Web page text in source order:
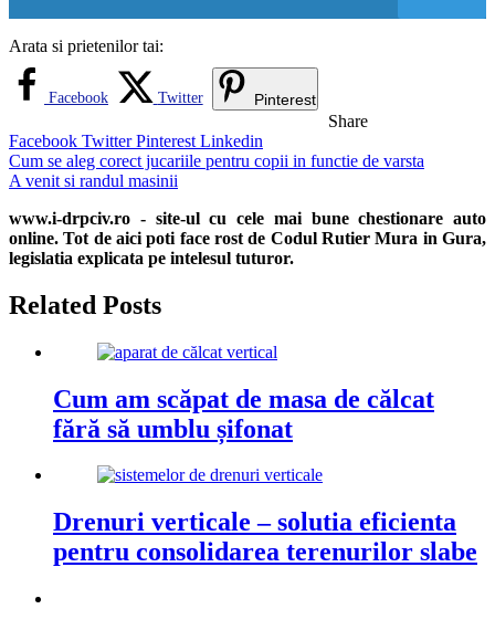
Arata si prietenilor tai:
Facebook Twitter Pinterest
Share
Facebook TwitterPinterest Linkedin
Navigare
în
articole
Cum se aleg corect jucariile pentru copii in functie de varsta
A venit si randul masinii
www.i-drpciv.ro - site-ul cu cele mai bune chestionare auto
online. Tot de aici poti face rost de Codul Rutier Mura in Gura,
legislatia explicata pe intelesul tuturor.
Related Posts
Cum am scăpat de masa de călcat
fără să umblu șifonat
Drenuri verticale – solutia eficienta
pentru consolidarea terenurilor slabe